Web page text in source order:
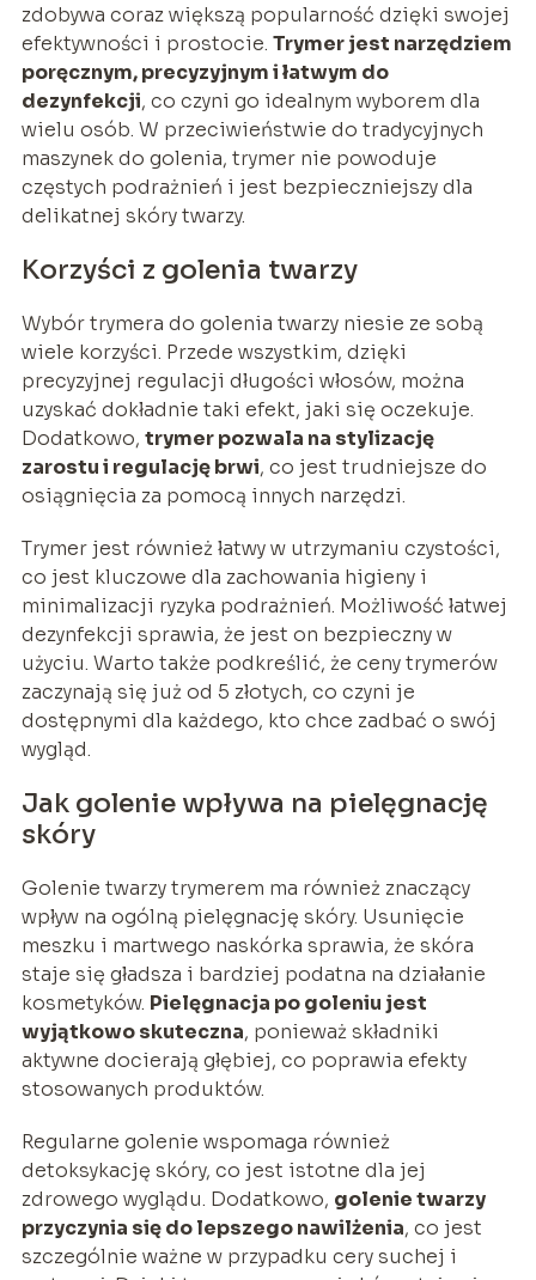
zdobywa coraz większą popularność dzięki swojej
efektywności i prostocie. Trymer jest narzędziem
poręcznym, precyzyjnym i łatwym do
dezynfekcji, co czyni go idealnym wyborem dla
wielu osób. W przeciwieństwie do tradycyjnych
maszynek do golenia, trymer nie powoduje
częstych podrażnień i jest bezpieczniejszy dla
delikatnej skóry twarzy.
Korzyści z golenia twarzy
Wybór trymera do golenia twarzy niesie ze sobą
wiele korzyści. Przede wszystkim, dzięki
precyzyjnej regulacji długości włosów, można
uzyskać dokładnie taki efekt, jaki się oczekuje.
Dodatkowo, trymer pozwala na stylizację
zarostu i regulację brwi, co jest trudniejsze do
osiągnięcia za pomocą innych narzędzi.
Trymer jest również łatwy w utrzymaniu czystości,
co jest kluczowe dla zachowania higieny i
minimalizacji ryzyka podrażnień. Możliwość łatwej
dezynfekcji sprawia, że jest on bezpieczny w
użyciu. Warto także podkreślić, że ceny trymerów
zaczynają się już od 5 złotych, co czyni je
dostępnymi dla każdego, kto chce zadbać o swój
wygląd.
Jak golenie wpływa na pielęgnację
skóry
Golenie twarzy trymerem ma również znaczący
wpływ na ogólną pielęgnację skóry. Usunięcie
meszku i martwego naskórka sprawia, że skóra
staje się gładsza i bardziej podatna na działanie
kosmetyków. Pielęgnacja po goleniu jest
wyjątkowo skuteczna, ponieważ składniki
aktywne docierają głębiej, co poprawia efekty
stosowanych produktów.
Regularne golenie wspomaga również
detoksykację skóry, co jest istotne dla jej
zdrowego wyglądu. Dodatkowo, golenie twarzy
przyczynia się do lepszego nawilżenia, co jest
szczególnie ważne w przypadku cery suchej i